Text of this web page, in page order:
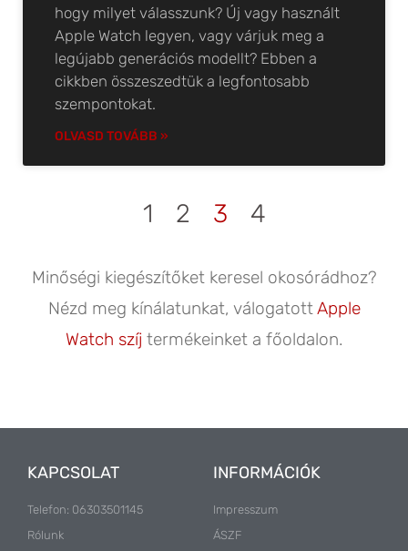
hogy milyet válasszunk? Új vagy használt
Apple Watch legyen, vagy várjuk meg a
legújabb generációs modellt? Ebben a
cikkben összeszedtük a legfontosabb
szempontokat.
OLVASD TOVÁBB »
1 2 3 4
Minőségi kiegészítőket keresel okosórádhoz?
Nézd meg kínálatunkat, válogatottApple
Watch szíj termékeinket a főoldalon.
KAPCSOLAT
Telefon: 06303501145
Rólunk
INFORMÁCIÓK
Impresszum
ÁSZF